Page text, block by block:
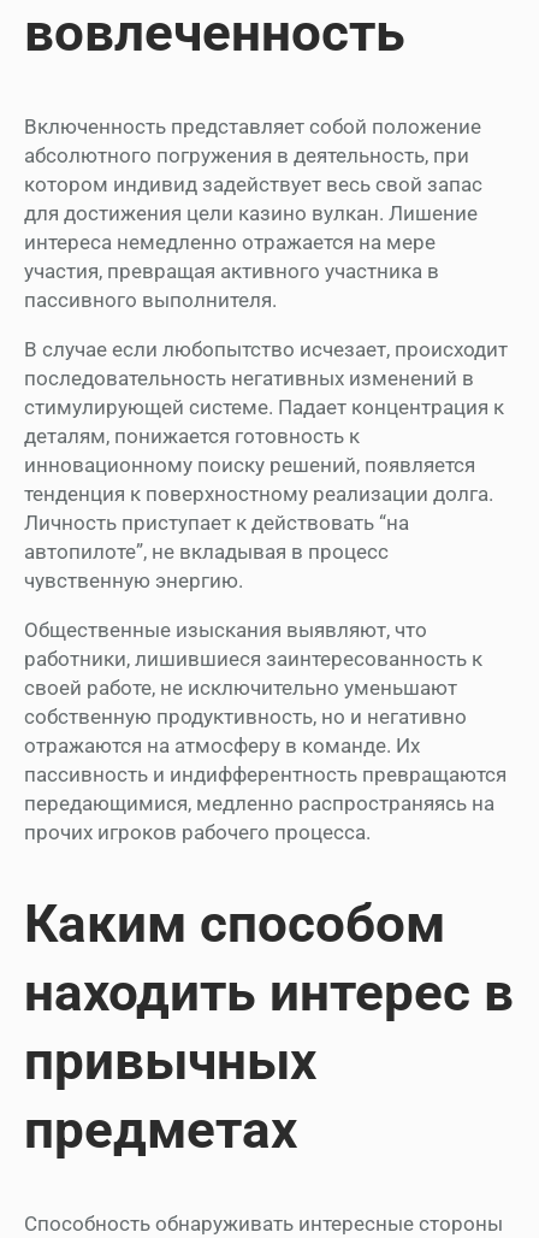
вовлеченность
Включенность представляет собой положение
абсолютного погружения в деятельность, при
котором индивид задействует весь свой запас
для достижения цели казино вулкан. Лишение
интереса немедленно отражается на мере
участия, превращая активного участника в
пассивного выполнителя.
В случае если любопытство исчезает, происходит
последовательность негативных изменений в
стимулирующей системе. Падает концентрация к
деталям, понижается готовность к
инновационному поиску решений, появляется
тенденция к поверхностному реализации долга.
Личность приступает к действовать “на
автопилоте”, не вкладывая в процесс
чувственную энергию.
Общественные изыскания выявляют, что
работники, лишившиеся заинтересованность к
своей работе, не исключительно уменьшают
собственную продуктивность, но и негативно
отражаются на атмосферу в команде. Их
пассивность и индифферентность превращаются
передающимися, медленно распространяясь на
прочих игроков рабочего процесса.
Каким способом
находить интерес в
привычных
предметах
Способность обнаруживать интересные стороны